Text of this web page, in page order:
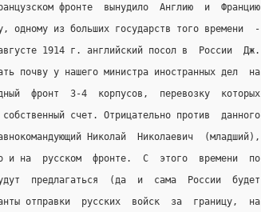
фронте  вынудило  Англию  и  Францию
одному из больших государств того времени  -
1914 г. английский посол в  России  Дж.
почву у нашего министра иностранных дел  на
фронт  3-4  корпусов,  перевозку  которых
счет. Отрицательно против  данного
Николай  Николаевич  (младший),
и на  русском  фронте.  С  этого  времени  по
предлагаться  (да  и  сама  России  будет
отправки  русских  войск  за  границу,  на